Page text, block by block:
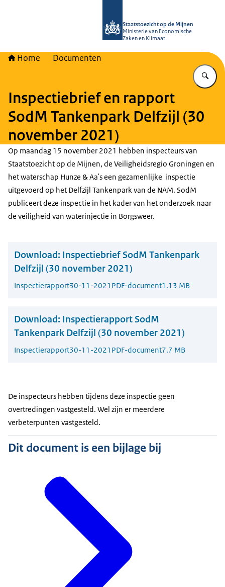
Staatstoezicht op de Mijnen
Ministerie van Economische
Zaken en Klimaat
Home Documenten
Inspectiebrief en rapport
SodM Tankenpark Delfzijl (30
november 2021)
Op maandag 15 november 2021 hebben inspecteurs van
Staatstoezicht op de Mijnen, de Veiligheidsregio Groningen en
het waterschap Hunze & Aa's een gezamenlijke inspectie
uitgevoerd op het Delfzijl Tankenpark van de NAM. SodM
publiceert deze inspectie in het kader van het onderzoek naar
de veiligheid van waterinjectie in Borgsweer.
Download: Inspectiebrief SodM Tankenpark
Delfzijl (30 november 2021)
Inspectierapport30-11-2021 PDF-document1.13 MB
Download: Inspectierapport SodM
Tankenpark Delfzijl (30 november 2021)
Inspectierapport30-11-2021 PDF-document7.7 MB
De inspecteurs hebben tijdens deze inspectie geen
overtredingen vastgesteld. Wel zijn er meerdere
verbeterpunten vastgesteld.
Dit document is een bijlage bij